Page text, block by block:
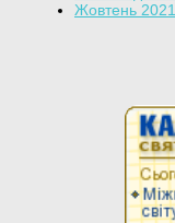
Жовтень 2021